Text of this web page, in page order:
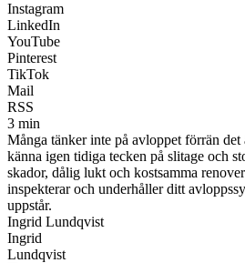
Instagram
LinkedIn
YouTube
Pinterest
TikTok
Mail
RSS
3 min
Många tänker inte på avloppet förrän
känna igen tidiga tecken på slitage och
skador, dålig lukt och kostsamma
inspekterar och underhåller ditt
uppstår.
Ingrid Lundqvist
Ingrid
Lundqvist